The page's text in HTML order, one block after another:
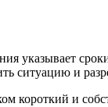
указывает
ситуацию и
короткий и